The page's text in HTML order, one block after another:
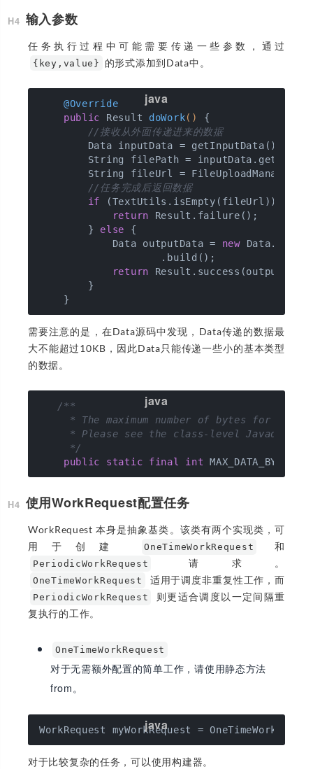
输入参数
任务执行过程中可能需要传递一些参数，通过
{key,value} 的形式添加到Data中。
@Override
public Result doWork()
{
//接收从外面传递进来的数据
        Data inputData = getInputData();
String filePath =
String fileUrl =
//任务完成后返回数据
if (TextUtils.isEmpty(fileUrl)) {
return Result.failure();
        }
else {
            Data outputData =
new
                    .build();
return
        }
需要注意的是，在Data源码中发现，Data传递的数据最
大不能超过10KB，因此Data只能传递一些小的基本类型
的数据。
/**
* The maximum number of bytes for Data
* Please see the class-level Javadoc
     */
public
static final int MAX_DATA_BYTES =
使用WorkRequest配置任务
WorkRequest 本身是抽象基类。该类有两个实现类，可
用于创建
OneTimeWorkRequest 和
PeriodicWorkRequest 请求。
OneTimeWorkRequest 适用于调度非重复性工作，而
PeriodicWorkRequest
则更适合调度以一定间隔重
复执行的工作。
OneTimeWorkRequest
对于无需额外配置的简单工作，请使用静态方法
from。
对于比较复杂的任务，可以使用构建器。